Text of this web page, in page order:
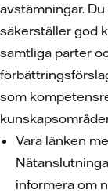
avstämningar.
säkerställer god
samtliga parter
som
Vara länken
informera om